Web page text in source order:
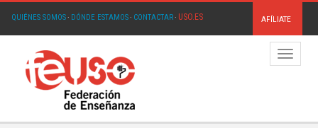
QUIÉNES SOMOS· DÓNDE ESTAMOS· CONTACTAR· USO.ES AFÍLIATE
Menú